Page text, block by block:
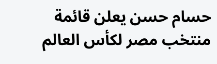
حسام حسن يعلن قائمة
منتخب مصر لكأس العالم